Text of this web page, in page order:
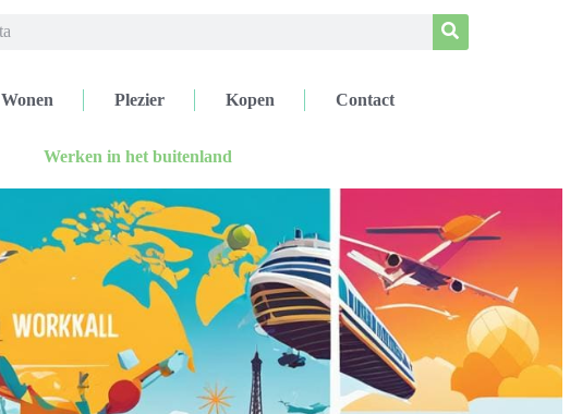
Wonen Plezier Kopen Contact
Werken in het buitenland